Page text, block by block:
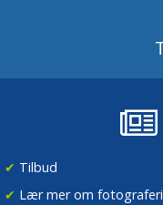
✔ Tilbud
✔ Lær mer om